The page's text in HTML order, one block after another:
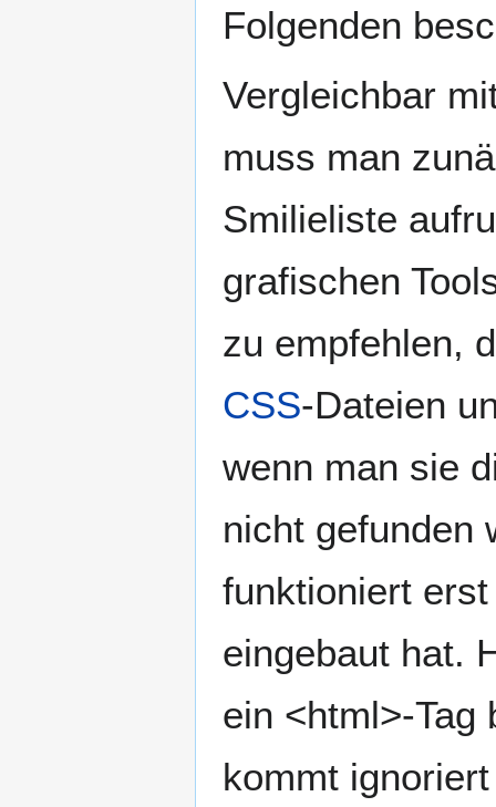
Folgenden
Vergleichbar
muss man
Smilieliste
grafischen
zu empfehlen,
CSS-Dateien
wenn man sie
nicht gefunden
funktioniert
eingebaut hat.
ein <html>-Tag
kommt